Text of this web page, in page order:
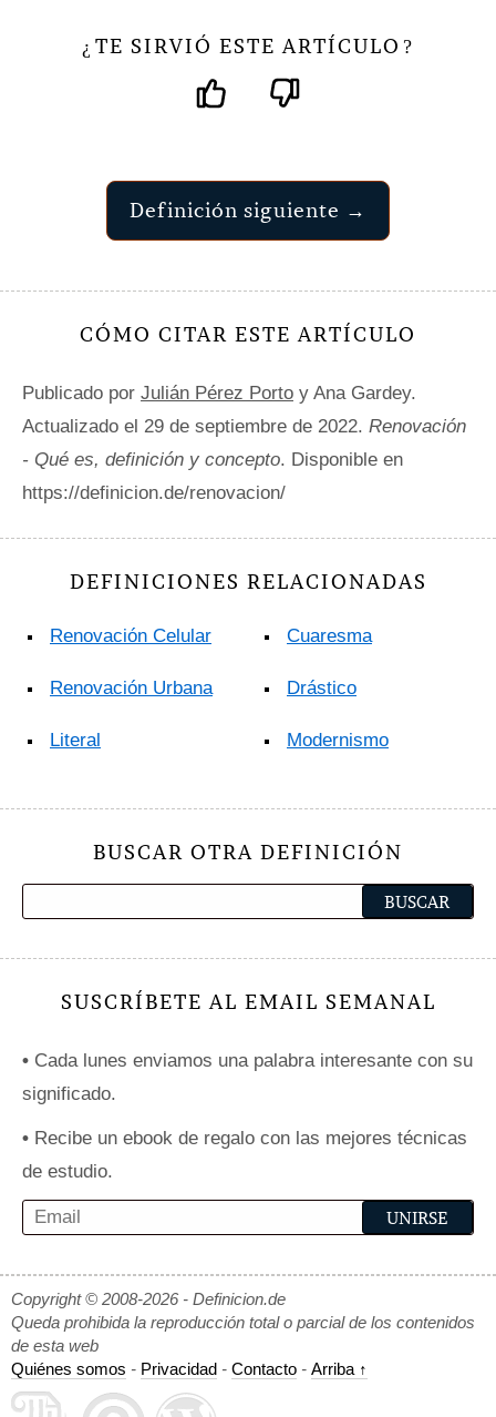
¿ TE SIRVIÓ ESTE ARTÍCULO ?
Definición siguiente →
CÓMO CITAR ESTE ARTÍCULO
Publicado por Julián Pérez Porto y Ana Gardey.
Actualizado el 29 de septiembre de 2022. Renovación
- Qué es, definición y concepto. Disponible en
https://definicion.de/renovacion/
DEFINICIONES RELACIONADAS
Renovación Celular
Renovación Urbana
Literal
Cuaresma
Drástico
Modernismo
BUSCAR OTRA DEFINICIÓN
SUSCRÍBETE AL EMAIL SEMANAL
• Cada lunes enviamos una palabra interesante con su
significado.
• Recibe un ebook de regalo con las mejores técnicas
de estudio.
Copyright © 2008-2026 - Definicion.de
Queda prohibida la reproducción total o parcial de los contenidos
de esta web
Quiénes somos - Privacidad - Contacto - Arriba ↑